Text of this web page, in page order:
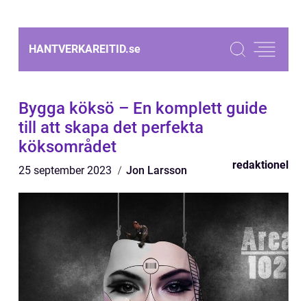
HANTVERKAREITID.se
Bygga köksö – En komplett guide
till att skapa det perfekta
köksområdet
25 september 2023 Jon Larsson redaktionel